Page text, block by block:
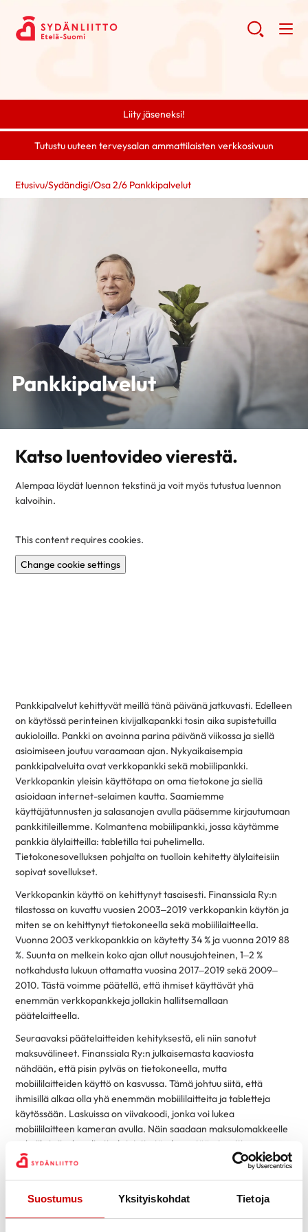
Suostumus Yksityiskohdat Tietoja
Liity jäseneksi!
Tutustu uuteen terveysalan ammattilaisten verkkosivuun
Etusivu/Sydändigi/Osa 2/6 Pankkipalvelut
Pankkipalvelut
Katso luentovideo vierestä.
Alempaa löydät luennon tekstinä ja voit myös tutustua luennon
kalvoihin.
This content requires cookies.
Change cookie settings
Pankkipalvelut kehittyvät meillä tänä päivänä jatkuvasti. Edelleen
on käytössä perinteinen kivijalkapankki tosin aika supistetuilla
aukioloilla. Pankki on avoinna parina päivänä viikossa ja siellä
asioimiseen joutuu varaamaan ajan. Nykyaikaisempia
pankkipalveluita ovat verkkopankki sekä mobiilipankki.
Verkkopankin yleisin käyttötapa on oma tietokone ja siellä
asioidaan internet-selaimen kautta. Saamiemme
käyttäjätunnusten ja salasanojen avulla pääsemme kirjautumaan
pankkitileillemme. Kolmantena mobiilipankki, jossa käytämme
pankkia älylaitteilla: tabletilla tai puhelimella.
Tietokonesovelluksen pohjalta on tuolloin kehitetty älylaiteisiin
sopivat sovellukset.
Verkkopankin käyttö on kehittynyt tasaisesti. Finanssiala Ry:n
tilastossa on kuvattu vuosien 2003–2019 verkkopankin käytön ja
miten se on kehittynyt tietokoneella sekä mobiililaitteella.
Vuonna 2003 verkkopankkia on käytetty 34 % ja vuonna 2019 88
%. Suunta on melkein koko ajan ollut nousujohteinen, 1–2 %
notkahdusta lukuun ottamatta vuosina 2017–2019 sekä 2009–
2010. Tästä voimme päätellä, että ihmiset käyttävät yhä
enemmän verkkopankkeja jollakin hallitsemallaan
päätelaitteella.
Seuraavaksi päätelaitteiden kehityksestä, eli niin sanotut
maksuvälineet. Finanssiala Ry:n julkaisemasta kaaviosta
nähdään, että pisin pylväs on tietokoneella, mutta
mobiililaitteiden käyttö on kasvussa. Tämä johtuu siitä, että
ihmisillä alkaa olla yhä enemmän mobiililaitteita ja tabletteja
käytössään. Laskuissa on viivakoodi, jonka voi lukea
mobiililaitteen kameran avulla. Näin saadaan maksulomakkeelle
valmiiksi viivakoodin tiedot, joita täydennetään tarvittaessa mm.
vaihdetaan eräpäivää tai kirjoitetaan maksunsaajan nimi. Mutta
mahdollista ellei meillä ole viivankoodinlukulaitetta. Laskujen
maksaminen mobiililaiteella on huomattavasti paljon helpompaa